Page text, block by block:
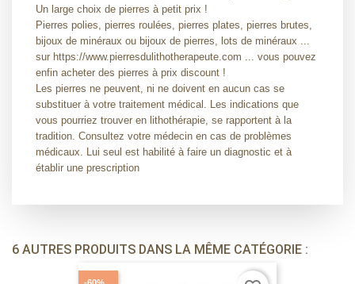
Un large choix de pierres à petit prix !
Pierres polies, pierres roulées, pierres plates, pierres brutes,
bijoux de minéraux ou bijoux de pierres, lots de minéraux ...
sur https://www.pierresdulithotherapeute.com ... vous pouvez
enfin acheter des pierres à prix discount !
Les pierres ne peuvent, ni ne doivent en aucun cas se
substituer à votre traitement médical. Les indications que
vous pourriez trouver en lithothérapie, se rapportent à la
tradition. Consultez votre médecin en cas de problèmes
médicaux. Lui seul est habilité à faire un diagnostic et à
établir une prescription
6 AUTRES PRODUITS DANS LA MÊME CATÉGORIE :